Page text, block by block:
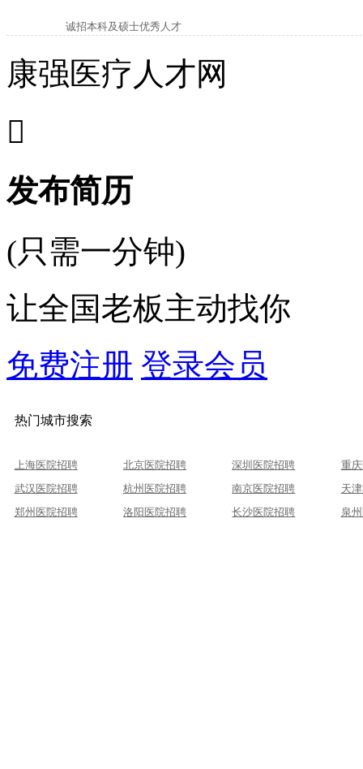
诚招本科及硕士优秀人才
康强医疗人才网

发布简历
(只需一分钟)
让全国老板主动找你
免费注册 登录会员
热门城市搜索
上海医院招聘 北京医院招聘 深圳医院招聘
重
武汉医院招聘
杭州医院招聘 南京医院招聘
天
郑州医院招聘
洛阳医院招聘 长沙医院招聘 泉